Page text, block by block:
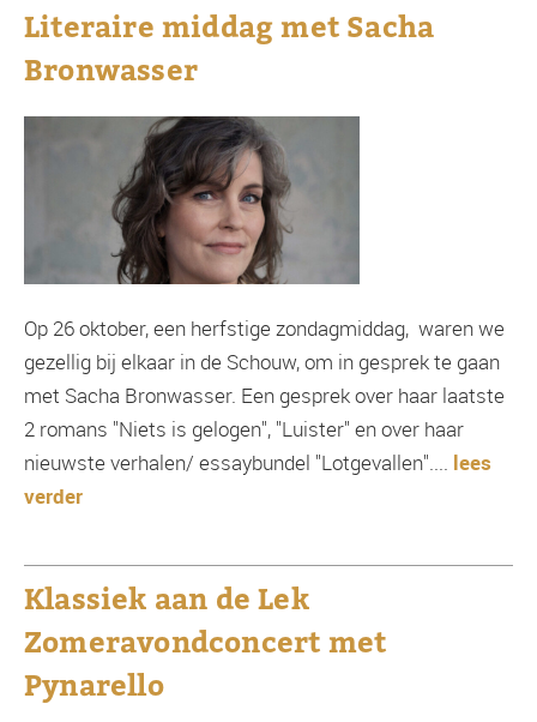
Literaire middag met Sacha
Bronwasser
Op 26 oktober, een herfstige zondagmiddag, waren we
gezellig bij elkaar in de Schouw, om in gesprek te gaan
met Sacha Bronwasser. Een gesprek over haar laatste
2 romans "Niets is gelogen", "Luister" en over haar
nieuwste verhalen/ essaybundel "Lotgevallen".... lees
verder
Klassiek aan de Lek
Zomeravondconcert met
Pynarello